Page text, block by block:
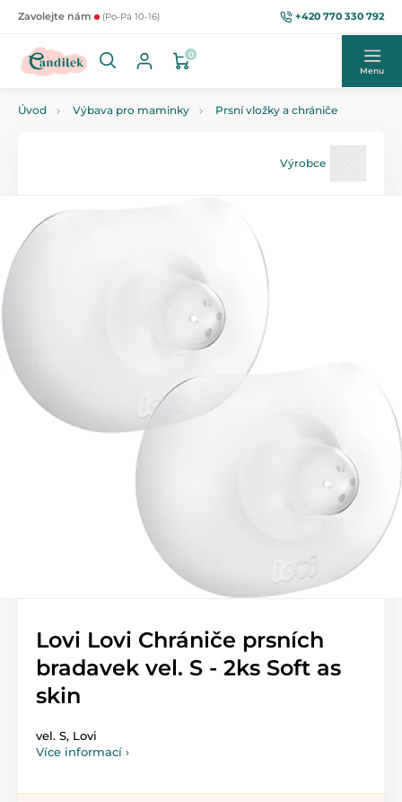
Zavolejte nám (Po-Pá 10-16) +420 770 330 792
0
Menu
Úvod Výbava pro maminky Prsní vložky a chrániče
Výrobce
Lovi Lovi Chrániče prsních
bradavek vel. S - 2ks Soft as
skin
vel. S, Lovi
Více informací ›